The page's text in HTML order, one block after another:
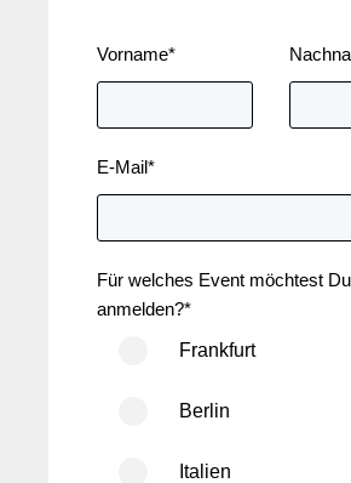
Vorname*
E-Mail*
Für welches Event möchtest
anmelden?*
Frankfurt
Berlin
Italien